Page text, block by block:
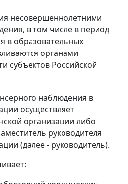
несовершеннолетними
в том числе в период
в образовательных
органами
субъектов Российской
наблюдения в
осуществляет
организации либо
руководителя
(далее - руководитель).